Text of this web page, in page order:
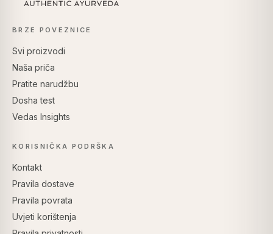
BRZE POVEZNICE
Svi proizvodi
Naša priča
Pratite narudžbu
Dosha test
Vedas Insights
KORISNIČKA PODRŠKA
Kontakt
Pravila dostave
Pravila povrata
Uvjeti korištenja